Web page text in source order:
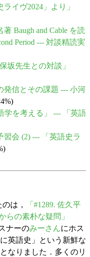
イヴ2024」より」
Baugh and Cable を読
Period --- 対談精読実
坂先生との対談」
発信とその課題 --- 小河
学を考える」 --- 「英語
習会 (2) --- 「英語史ラ
は，
「#1289. 佐久平
らの素朴な疑問」
ナーのみーさんにホス
英語史」という新鮮な
なりました．多くのリ